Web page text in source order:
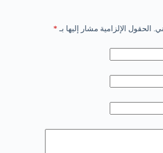
الحقول الإلزامية مشار إليها بـ *